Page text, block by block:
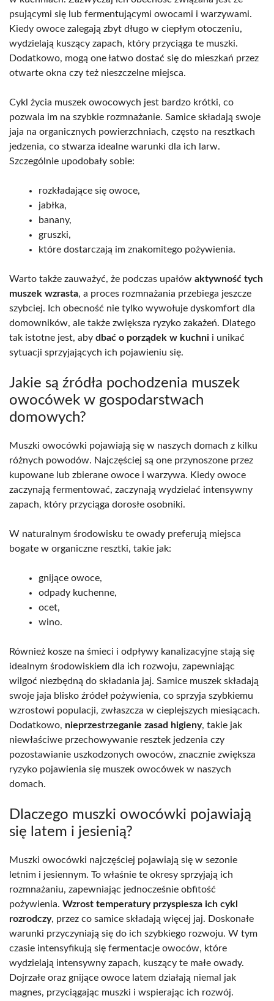
psującymi się lub fermentującymi owocami i warzywami.
Kiedy owoce zalegają zbyt długo w ciepłym otoczeniu,
wydzielają kuszący zapach, który przyciąga te muszki.
Dodatkowo, mogą one łatwo dostać się do mieszkań przez
otwarte okna czy też nieszczelne miejsca.
Cykl życia muszek owocowych jest bardzo krótki, co
pozwala im na szybkie rozmnażanie. Samice składają swoje
jaja na organicznych powierzchniach, często na resztkach
jedzenia, co stwarza idealne warunki dla ich larw.
Szczególnie upodobały sobie:
rozkładające się owoce,
jabłka,
banany,
gruszki,
które dostarczają im znakomitego pożywienia.
Warto także zauważyć, że podczas upałów aktywność tych
muszek wzrasta, a proces rozmnażania przebiega jeszcze
szybciej. Ich obecność nie tylko wywołuje dyskomfort dla
domowników, ale także zwiększa ryzyko zakażeń. Dlatego
tak istotne jest, aby dbać o porządek w kuchni i unikać
sytuacji sprzyjających ich pojawieniu się.
Jakie są źródła pochodzenia muszek
owocówek w gospodarstwach
domowych?
Muszki owocówki pojawiają się w naszych domach z kilku
różnych powodów. Najczęściej są one przynoszone przez
kupowane lub zbierane owoce i warzywa. Kiedy owoce
zaczynają fermentować, zaczynają wydzielać intensywny
zapach, który przyciąga dorosłe osobniki.
W naturalnym środowisku te owady preferują miejsca
bogate w organiczne resztki, takie jak:
gnijące owoce,
odpady kuchenne,
ocet,
wino.
Również kosze na śmieci i odpływy kanalizacyjne stają się
idealnym środowiskiem dla ich rozwoju, zapewniając
wilgoć niezbędną do składania jaj. Samice muszek składają
swoje jaja blisko źródeł pożywienia, co sprzyja szybkiemu
wzrostowi populacji, zwłaszcza w cieplejszych miesiącach.
Dodatkowo, nieprzestrzeganie zasad higieny, takie jak
niewłaściwe przechowywanie resztek jedzenia czy
pozostawianie uszkodzonych owoców, znacznie zwiększa
ryzyko pojawienia się muszek owocówek w naszych
domach.
Dlaczego muszki owocówki pojawiają
się latem i jesienią?
Muszki owocówki najczęściej pojawiają się w sezonie
letnim i jesiennym. To właśnie te okresy sprzyjają ich
rozmnażaniu, zapewniając jednocześnie obfitość
pożywienia. Wzrost temperatury przyspiesza ich cykl
rozrodczy, przez co samice składają więcej jaj. Doskonałe
warunki przyczyniają się do ich szybkiego rozwoju. W tym
czasie intensyfikują się fermentacje owoców, które
wydzielają intensywny zapach, kuszący te małe owady.
Dojrzałe oraz gnijące owoce latem działają niemal jak
magnes, przyciągając muszki i wspierając ich rozwój.